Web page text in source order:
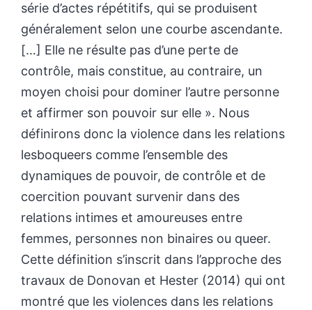
série d’actes répétitifs, qui se produisent
généralement selon une courbe ascendante.
[…] Elle ne résulte pas d’une perte de
contrôle, mais constitue, au contraire, un
moyen choisi pour dominer l’autre personne
et affirmer son pouvoir sur elle ». Nous
définirons donc la violence dans les relations
lesboqueers comme l’ensemble des
dynamiques de pouvoir, de contrôle et de
coercition pouvant survenir dans des
relations intimes et amoureuses entre
femmes, personnes non binaires ou queer.
Cette définition s’inscrit dans l’approche des
travaux de Donovan et Hester (2014) qui ont
montré que les violences dans les relations